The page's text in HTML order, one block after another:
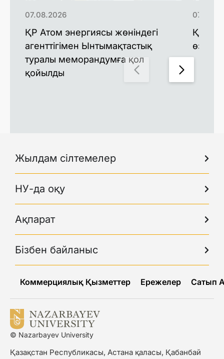
ҚР Атом энергиясы жөніндегі
агенттігімен Ынтымақтастық
туралы меморандумға қол
қойылды
07.08.2026
Жылдам сілтемелер
НУ-да оқу
Ақпарат
Бізбен байланыс
Коммерциялық Қызметтер Ережелер Сатып
© Nazarbayev University
Қазақстан Республикасы, Астана қаласы, Қабанбай